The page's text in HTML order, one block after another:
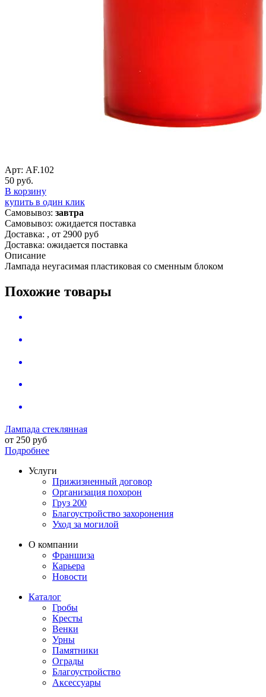
Арт: AF.102
50 руб.
В корзину
купить в один клик
Самовывоз: завтра
Самовывоз: ожидается поставка
Доставка: , от 2900 руб
Доставка: ожидается поставка
Описание
Лампада неугасимая пластиковая со сменным блоком
Похожие товары
Лампада стеклянная
от 250 руб
Подробнее
Услуги
Прижизненный договор
Организация похорон
Груз 200
Благоустройство захоронения
Уход за могилой
О компании
Франшиза
Карьера
Новости
Каталог
Гробы
Кресты
Венки
Урны
Памятники
Ограды
Благоустройство
Аксессуары